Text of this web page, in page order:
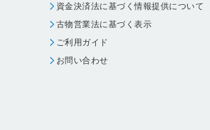
資金決済法に基づく情報提供について
古物営業法に基づく表示
ご利用ガイド
お問い合わせ